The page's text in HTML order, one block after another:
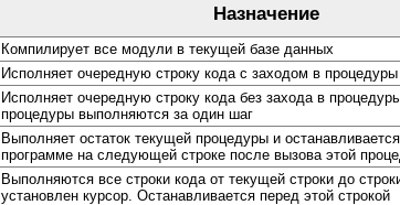
Назначение
Компилирует все модули в текущей базе данных
Исполняет очередную строку кода с заходом в процедуры
Исполняет очередную строку кода без захода в
процедуры выполняются за один шаг
Выполняет остаток текущей процедуры и
программе на следующей строке после вызова этой
Выполняются все строки кода от текущей строки до
установлен курсор. Останавливается перед этой строкой